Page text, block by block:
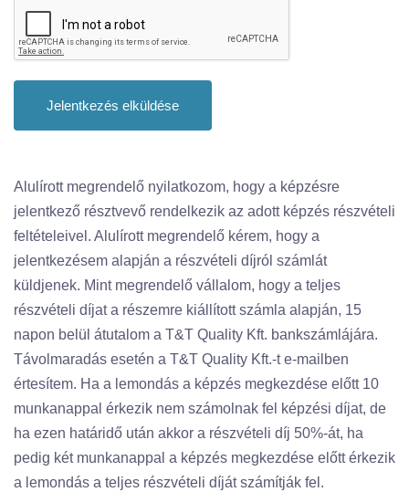
Jelentkezés elküldése
Alulírott megrendelő nyilatkozom, hogy a képzésre
jelentkező résztvevő rendelkezik az adott képzés részvételi
feltételeivel. Alulírott megrendelő kérem, hogy a
jelentkezésem alapján a részvételi díjról számlát
küldjenek. Mint megrendelő vállalom, hogy a teljes
részvételi díjat a részemre kiállított számla alapján, 15
napon belül átutalom a T&T Quality Kft. bankszámlájára.
Távolmaradás esetén a T&T Quality Kft.-t e-mailben
értesítem. Ha a lemondás a képzés megkezdése előtt 10
munkanappal érkezik nem számolnak fel képzési díjat, de
ha ezen határidő után akkor a részvételi díj 50%-át, ha
pedig két munkanappal a képzés megkezdése előtt érkezik
a lemondás a teljes részvételi díját számítják fel.